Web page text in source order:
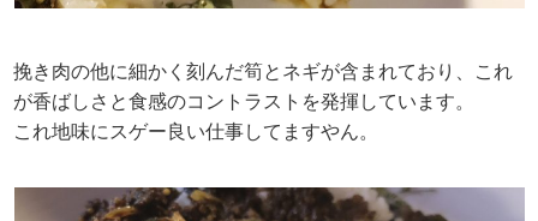
挽き肉の他に細かく刻んだ筍とネギが含まれており、これ
が香ばしさと食感のコントラストを発揮しています。
これ地味にスゲー良い仕事してますやん。